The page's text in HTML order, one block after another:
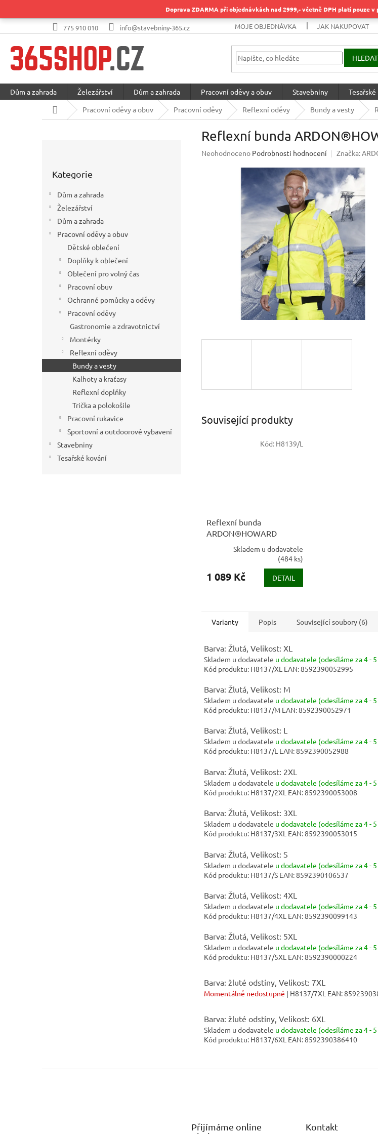
Doprava ZDARMA při objednávkách nad 2999,- včetně DPH platí pouze v
775 910 010 info@stavebniny-365.cz MOJE OBJEDNÁVKA JAK NAKUPOVAT
HLEDAT
Dům a zahrada Železářství Dům a zahrada Pracovní oděvy a obuv Stavebniny
Domů
Pracovní oděvy a obuv Pracovní oděvy Reflexní oděvy Bundy a vesty
kategorie
Kategorie
Dům a zahrada
Železářství
Dům a zahrada
Pracovní oděvy a obuv
Dětské oblečení
Doplňky k oblečení
Oblečení pro volný čas
Pracovní obuv
Ochranné pomůcky a oděvy
Pracovní oděvy
Gastronomie a zdravotnictví
Montérky
Reflexní oděvy
Bundy a vesty
Kalhoty a kraťasy
Reflexní doplňky
Trička a polokošile
Pracovní rukavice
Sportovní a outdoorové vybavení
Stavebniny
Tesařské kování
Reflexní bunda
Průměrné
Neohodnoceno Podrobnosti hodnocení Značka:
Související produkty
Reflexní bunda
ARDON®HOWARD
oranžováSkladem u dodavatele
(484 ks)
1 089 Kč DETAIL
Kód: H8139/L
Varianty Popis Související soubory (6)
Barva: Žlutá, Velikost: XL
Skladem u dodavatele u dodavatele (odesíláme za 4 -
Kód produktu: H8137/XL EAN:8592390052995
Barva: Žlutá, Velikost: M
Skladem u dodavatele u dodavatele (odesíláme za 4 -
Kód produktu: H8137/M EAN:8592390052971
Barva: Žlutá, Velikost: L
Skladem u dodavatele u dodavatele (odesíláme za 4 -
Kód produktu: H8137/L EAN:8592390052988
Barva: Žlutá, Velikost: 2XL
Skladem u dodavatele u dodavatele (odesíláme za 4 -
Kód produktu: H8137/2XL EAN:8592390053008
Barva: Žlutá, Velikost: 3XL
Skladem u dodavatele u dodavatele (odesíláme za 4 -
Kód produktu: H8137/3XL EAN:8592390053015
Barva: Žlutá, Velikost: S
Skladem u dodavatele u dodavatele (odesíláme za 4 -
Kód produktu: H8137/S EAN:8592390106537
Barva: Žlutá, Velikost: 4XL
Skladem u dodavatele u dodavatele (odesíláme za 4 -
Kód produktu: H8137/4XL EAN:8592390099143
Barva: Žlutá, Velikost: 5XL
Skladem u dodavatele u dodavatele (odesíláme za 4 -
Kód produktu: H8137/5XL EAN:8592390000224
Barva: žluté odstíny, Velikost: 7XL
Momentálně nedostupné | H8137/7XL EAN:
Barva: žluté odstíny, Velikost: 6XL
Skladem u dodavatele u dodavatele (odesíláme za 4 -
Kód produktu: H8137/6XL EAN:8592390386410
Přijímáme online
Kontakt